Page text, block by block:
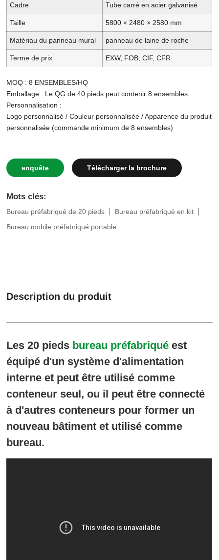
Cadre Tube carré en acier galvanisé
Taille 5800 × 2480 × 2580 mm
Matériau du panneau mural panneau de laine de roche
Terme de prix EXW, FOB, CIF, CFR
MOQ : 8 ENSEMBLES/HQ
Emballage : Le QG de 40 pieds peut contenir 8 ensembles
Personnalisation :
Logo personnalisé / Couleur personnalisée / Apparence du produit
personnalisée (commande minimum de 8 ensembles)
enquête Télécharger la brochure
Mots clés:
Bureau préfabriqué de 20 pieds
Bureau préfabriqué en kit
Bureau mobile préfabriqué portable
Description du produit
Les 20 pieds bureau préfabriqué est
équipé d'un système d'alimentation
interne et peut être utilisé comme
conteneur seul, ou il peut être connecté
à d'autres conteneurs pour former un
nouveau bâtiment et utilisé comme
bureau.